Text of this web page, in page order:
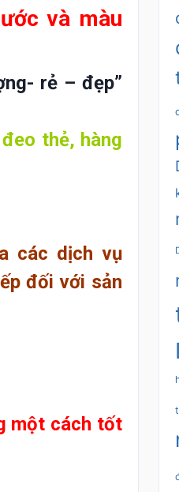
và màu
rẻ – đẹp”
thẻ, hàng
các dịch vụ
đối với sản
một cách tốt